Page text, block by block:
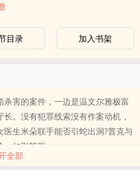
目录 加入书架
害的案件，一边是温文尔雅极富
。没有犯罪线索没有作案动机，
生米朵联手能否引蛇出洞?普克与
如影随形。
全部